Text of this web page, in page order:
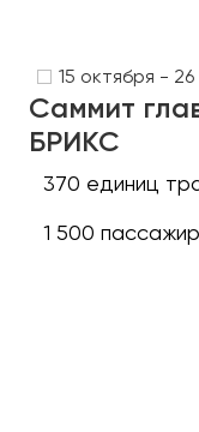
15 октября -
Саммит
БРИКС
370 единиц
1 500